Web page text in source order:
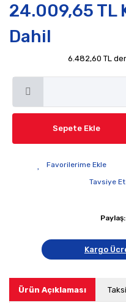
24.009,65 TL
Dahil
6.482,60 TL
Sepete Ekle
Tavsiye Et
Paylaş:
Kargo
Ürün Açıklaması